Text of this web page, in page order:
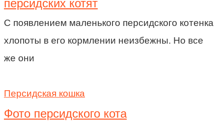
персидских котят
С появлением маленького персидского котенка
хлопоты в его кормлении неизбежны. Но все
же они
Персидская кошка
Фото персидского кота